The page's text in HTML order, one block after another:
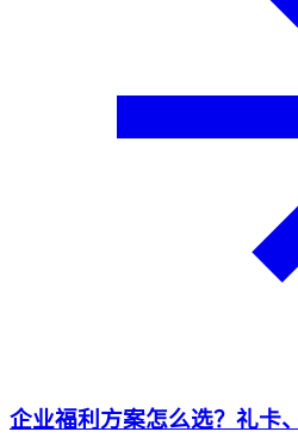
企业福利方案怎么选？礼卡